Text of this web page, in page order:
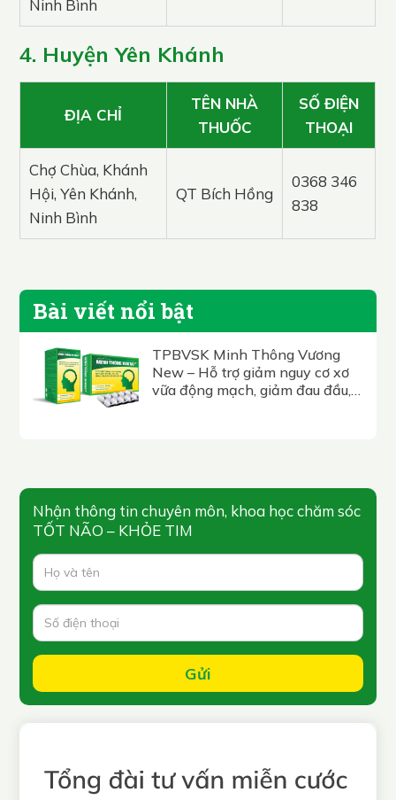
Ninh Bình
4. Huyện Yên Khánh
ĐỊA CHỈ
TÊN NHÀ
THUỐC
SỐ ĐIỆN
THOẠI
Chợ Chùa, Khánh
Hội, Yên Khánh,
Ninh Bình
QT Bích Hồng
0368 346
838
Bài viết nổi bật
TPBVSK Minh Thông Vương
New – Hỗ trợ giảm nguy cơ xơ
vữa động mạch, giảm đau đầu,
Nhận thông tin chuyên môn, khoa học chăm sóc
TỐT NÃO – KHỎE TIM